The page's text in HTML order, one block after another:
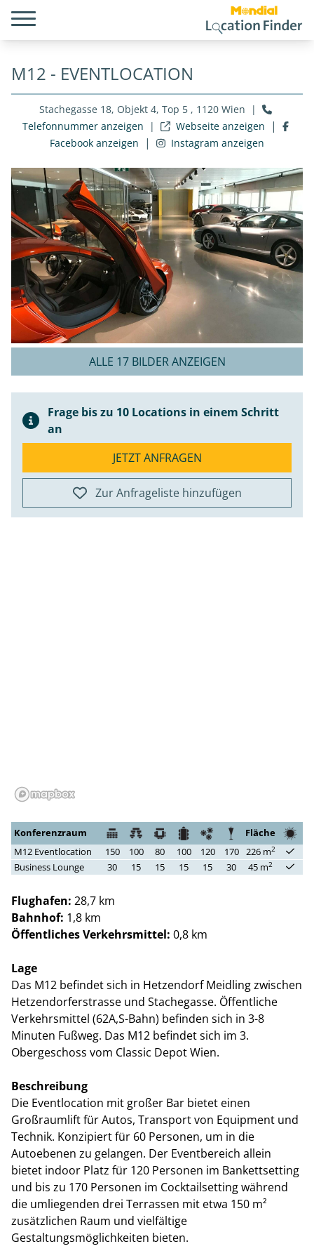
M12 - EVENTLOCATION
Stachegasse 18, Objekt 4, Top 5 , 1120 Wien
|
Telefonnummer anzeigen
| Webseite anzeigen |
Facebook anzeigen | Instagram anzeigen
ALLE 17 BILDER ANZEIGEN
Flughafen: 28,7 km
Bahnhof: 1,8 km
Öffentliches Verkehrsmittel: 0,8 km
Lage
Das M12 befindet sich in Hetzendorf Meidling zwischen
Hetzendorferstrasse und Stachegasse. Öffentliche
Verkehrsmittel (62A,S-Bahn) befinden sich in 3-8
Minuten Fußweg. Das M12 befindet sich im 3.
Obergeschoss vom Classic Depot Wien.
Beschreibung
Die Eventlocation mit großer Bar bietet einen
Großraumlift für Autos, Transport von Equipment und
Technik. Konzipiert für 60 Personen, um in die
Autoebenen zu gelangen. Der Eventbereich allein
bietet indoor Platz für 120 Personen im Bankettsetting
und bis zu 170 Personen im Cocktailsetting während
die umliegenden drei Terrassen mit etwa 150 m²
zusätzlichen Raum und vielfältige
Gestaltungsmöglichkeiten bieten.
Frage bis zu 10 Locations in einem Schritt
an
JETZT ANFRAGEN
Zur Anfrageliste hinzufügen
Konferenzraum
Fläche
M12 Eventlocation
150 100 80 100 120 170 226 m2
Business Lounge 30 15 15 15 15 30 45 m2